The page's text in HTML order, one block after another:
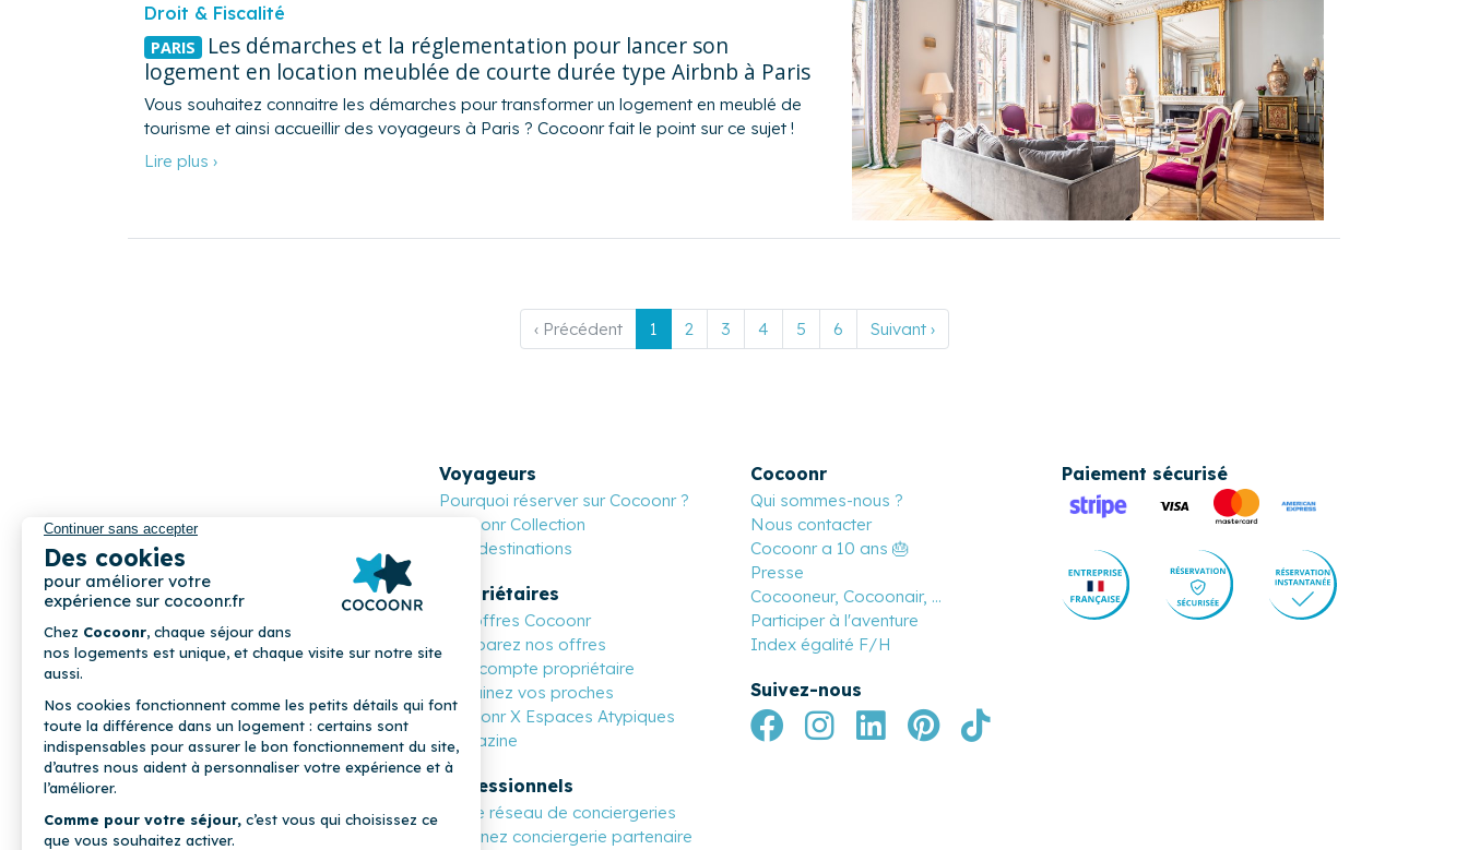
Droit & Fiscalité
PARIS Les démarches et la réglementation pour lancer son
logement en location meublée de courte durée type Airbnb à Paris
Vous souhaitez connaitre les démarches pour transformer un logement en meublé de
tourisme et ainsi accueillir des voyageurs à Paris ? Cocoonr fait le point sur ce sujet !
Lire plus ›
‹ Précédent 1 2 3 4 5 6 Suivant ›
COCOONR
Voyageurs
Pourquoi réserver sur Cocoonr ?
Cocoonr Collection
Nos destinations
Propriétaires
Les offres Cocoonr
Comparez nos offres
Mon compte propriétaire
Parrainez vos proches
Cocoonr X Espaces Atypiques
Magazine
Professionnels
Notre réseau de conciergeries
Devenez conciergerie partenaire
Cocoonr
Qui sommes-nous ?
Nous contacter
Cocoonr a 10 ans 🎂
Presse
Cocooneur, Cocoonair, ...
Participer à l'aventure
Index égalité F/H
Suivez-nous
Paiement sécurisé